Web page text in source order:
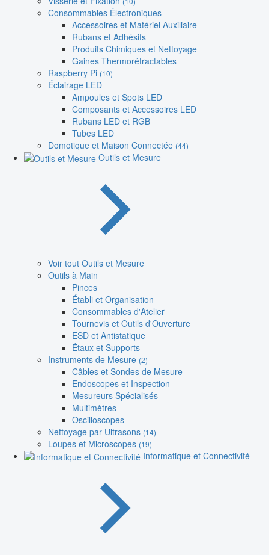
Consommables Électroniques
Accessoires et Matériel Auxiliaire
Rubans et Adhésifs
Produits Chimiques et Nettoyage
Gaines Thermorétractables
Raspberry Pi (10)
Éclairage LED
Ampoules et Spots LED
Composants et Accessoires LED
Rubans LED et RGB
Tubes LED
Domotique et Maison Connectée (44)
Outils et Mesure
Voir tout Outils et Mesure
Outils à Main
Pinces
Établi et Organisation
Consommables d'Atelier
Tournevis et Outils d'Ouverture
ESD et Antistatique
Étaux et Supports
Instruments de Mesure (2)
Câbles et Sondes de Mesure
Endoscopes et Inspection
Mesureurs Spécialisés
Multimètres
Oscilloscopes
Nettoyage par Ultrasons (14)
Loupes et Microscopes (19)
Informatique et Connectivité